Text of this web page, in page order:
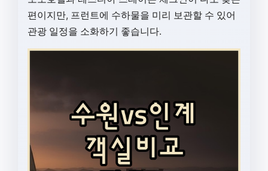
편이지만, 프런트에 수하물을 미리 보관할 수 있어
관광 일정을 소화하기 좋습니다.